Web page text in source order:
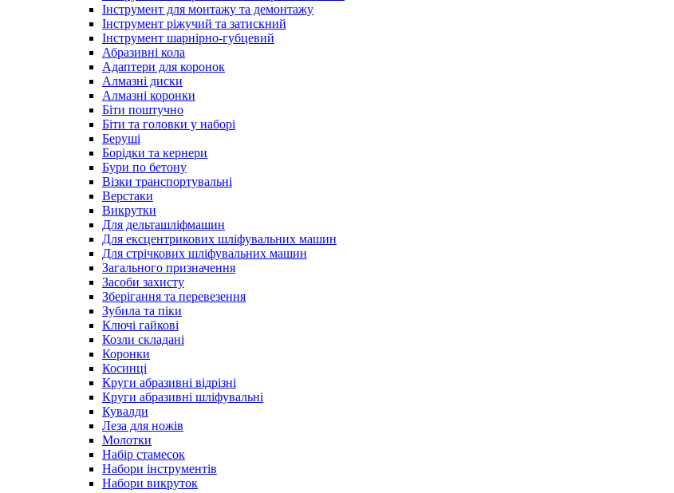
Інструмент для монтажу та демонтажу
Інструмент ріжучий та затискний
Інструмент шарнірно-губцевий
Абразивні кола
Адаптери для коронок
Алмазні диски
Алмазні коронки
Біти поштучно
Біти та головки у наборі
Беруші
Борідки та кернери
Бури по бетону
Візки транспортувальні
Верстаки
Викрутки
Для дельташліфмашин
Для ексцентрикових шліфувальних машин
Для стрічкових шліфувальних машин
Загального призначення
Засоби захисту
Зберігання та перевезення
Зубила та піки
Ключі гайкові
Козли складані
Коронки
Косинці
Круги абразивні відрізні
Круги абразивні шліфувальні
Кувалди
Леза для ножів
Молотки
Набір стамесок
Набори інструментів
Набори викруток